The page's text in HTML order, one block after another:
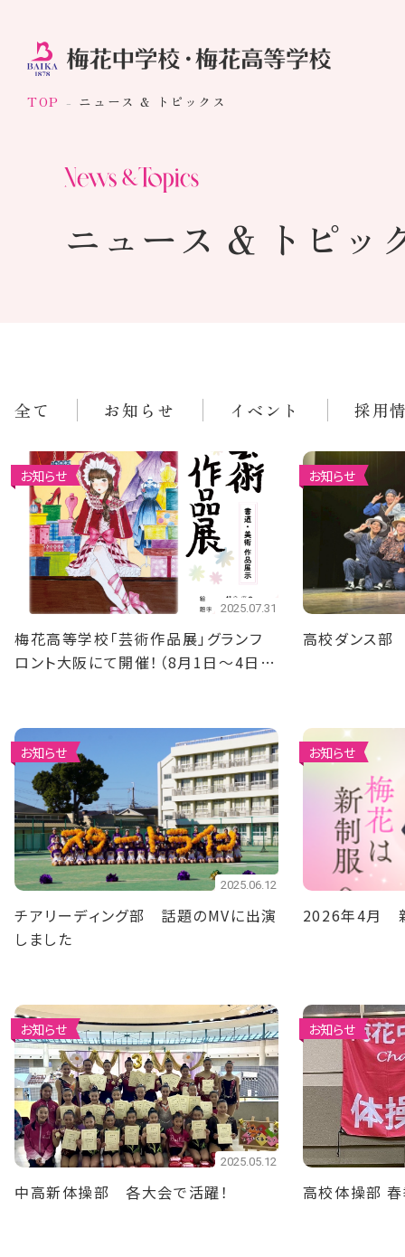
TOP ニュース & トピックス
ニュース & トピッ
全て お知らせ イベント 採用
お知らせ
2025.07.31
梅花高等学校「芸術作品展」グランフ
ロント大阪にて開催！（8月1日～4日ま
お知らせ
高校ダンス部
お知らせ
2025.06.12
チアリーディング部 話題のMVに出演
しました
お知らせ
2026年4月
お知らせ
2025.05.12
中高新体操部 各大会で活躍！
お知らせ
高校体操部